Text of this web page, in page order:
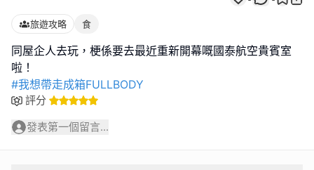
旅遊攻略 食
同屋企人去玩，梗係要去最近重新開幕嘅國泰航空貴賓室
#我想帶走成箱FULLBODY
評分
發表第一個留言...